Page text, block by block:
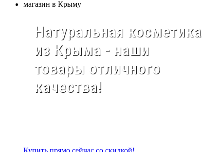
Натуральная косметика
из Крыма - наши
товары отличного
качества!
Купить прямо сейчас со скидкой!